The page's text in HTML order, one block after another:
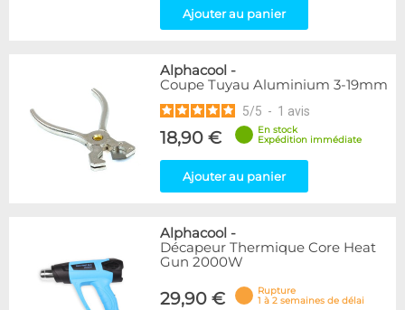
Ajouter au panier
Alphacool -
Coupe Tuyau Aluminium 3-19mm
5/5 - 1 avis
18,90 €
En stock
Expédition immédiate
Ajouter au panier
Alphacool -
Décapeur Thermique Core Heat
Gun 2000W
29,90 €
Rupture
1 à 2 semaines de délai